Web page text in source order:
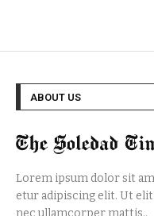
ABOUT US
Lorem ipsum dolor sit
etur adipiscing elit. Ut
nec ullamcorper mattis..